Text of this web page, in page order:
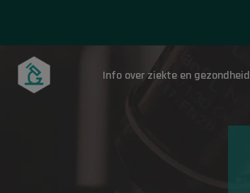
Onderwerpen
Info over ziekte en gezondheid